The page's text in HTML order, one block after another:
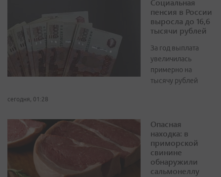
Социальная
пенсия в России
выросла до 16,6
тысячи рублей
За год выплата
увеличилась
примерно на
тысячу рублей
сегодня, 01:28
Опасная
находка: в
приморской
свинине
обнаружили
сальмонеллу